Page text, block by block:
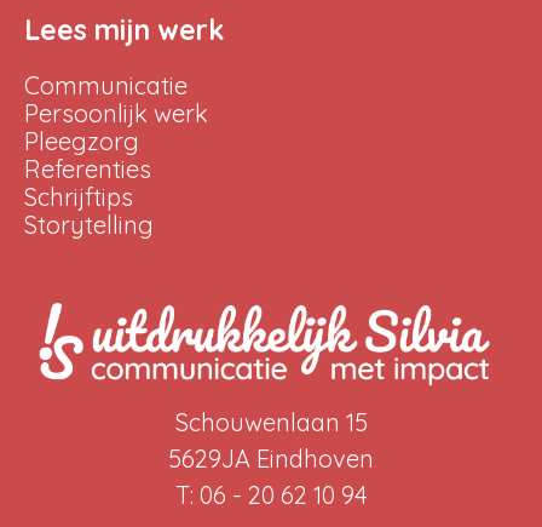
Lees mijn werk
Communicatie
Persoonlijk werk
Pleegzorg
Referenties
Schrijftips
Storytelling
Schouwenlaan 15
5629JA Eindhoven
T: 06 - 20 62 10 94